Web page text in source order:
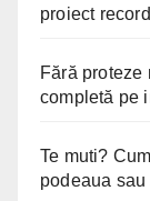
proiect
Fără proteze
completă pe
Te muti?
podeaua